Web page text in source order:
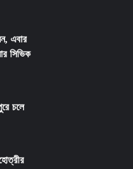
এবার
সিভিক
চলে